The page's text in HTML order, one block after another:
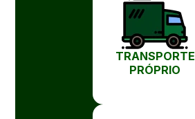
TRANSPORTE
PRÓPRIO